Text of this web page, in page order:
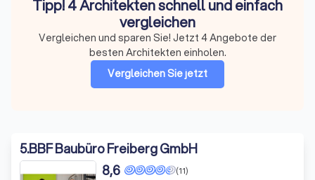
Tipp! 4 Architekten schnell und einfach
vergleichen
Vergleichen und sparen Sie! Jetzt 4 Angebote der
besten Architekten einholen.
Vergleichen Sie jetzt
5.BBF Baubüro Freiberg GmbH
(11)
8,6